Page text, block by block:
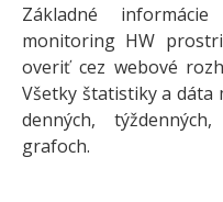
Základné
monitoring HW
overiť cez webové
Všetky štatistiky a dáta
denných,
grafoch.